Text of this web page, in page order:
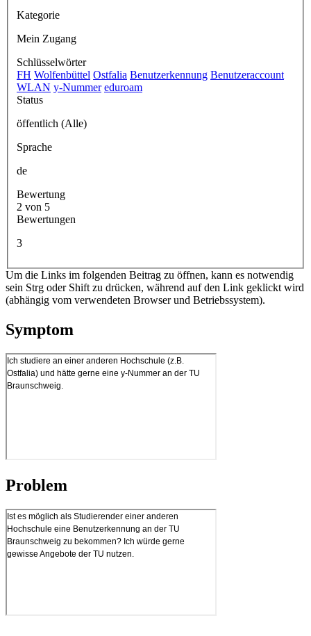
Kategorie
Mein Zugang
Schlüsselwörter
FH Wolfenbüttel Ostfalia Benutzerkennung Benutzeraccount
WLAN y-Nummer eduroam
Status
öffentlich (Alle)
Sprache
de
Bewertung
2 von 5
Bewertungen
3
Um die Links im folgenden Beitrag zu öffnen, kann es notwendig
sein Strg oder Shift zu drücken, während auf den Link geklickt wird
(abhängig vom verwendeten Browser und Betriebssystem).
Symptom
Problem